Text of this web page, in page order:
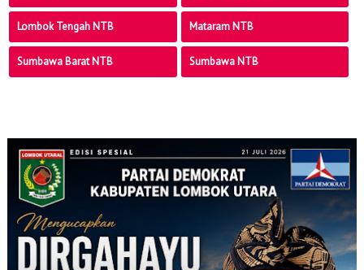
Lombok Tengah NTB Mataram NTB
Sumbawa Barat NTB Sumbawa NTB